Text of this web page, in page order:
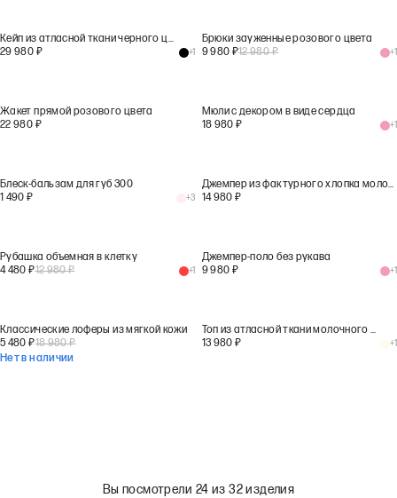
Кейп из атласной ткани черного цвета
29 980 ₽ +1
Брюки зауженные розового цвета
9 980 ₽12 980₽ +1
Жакет прямой розового цвета
22 980 ₽
Мюли с декором в виде сердца
18 980 ₽ +1
Блеск-бальзам для губ 300
1 490 ₽ +3
Джемпер из фактурного хлопка молочного цвета
14 980 ₽
Рубашка объемная в клетку
4 480 ₽12 980₽ +1
Джемпер-поло без рукава
9 980 ₽ +1
Классические лоферы из мягкой кожи
5 480 ₽18 980₽
Нет в наличии
Топ из атласной ткани молочного цвета
13 980 ₽ +1
Вы посмотрели 24 из 32 изделия